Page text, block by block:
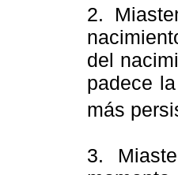
2.
del
padece
más
3.